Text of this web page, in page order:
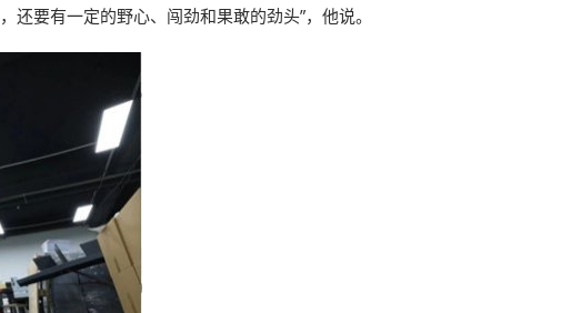
要有一定的野心、闯劲和果敢的劲头”，他说。